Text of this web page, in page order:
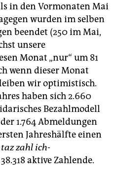
in den Vormonaten Mai
wurden im selben
beendet (250 im Mai,
unsere
Monat „nur“ um 81
wenn dieser Monat
wir optimistisch.
haben sich 2.660
Bezahlmodell
1.764 Abmeldungen
Jahreshälfte einen
taz zahl ich-
aktive Zahlende.